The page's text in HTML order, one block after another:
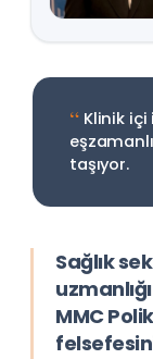
“ Klinik
taşıyor.
Sağlık
MMC